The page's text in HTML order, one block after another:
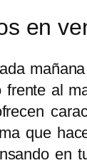
en
frente al
que
en